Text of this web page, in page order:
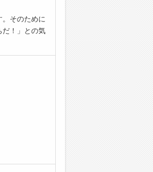
そのために
だ！」との気